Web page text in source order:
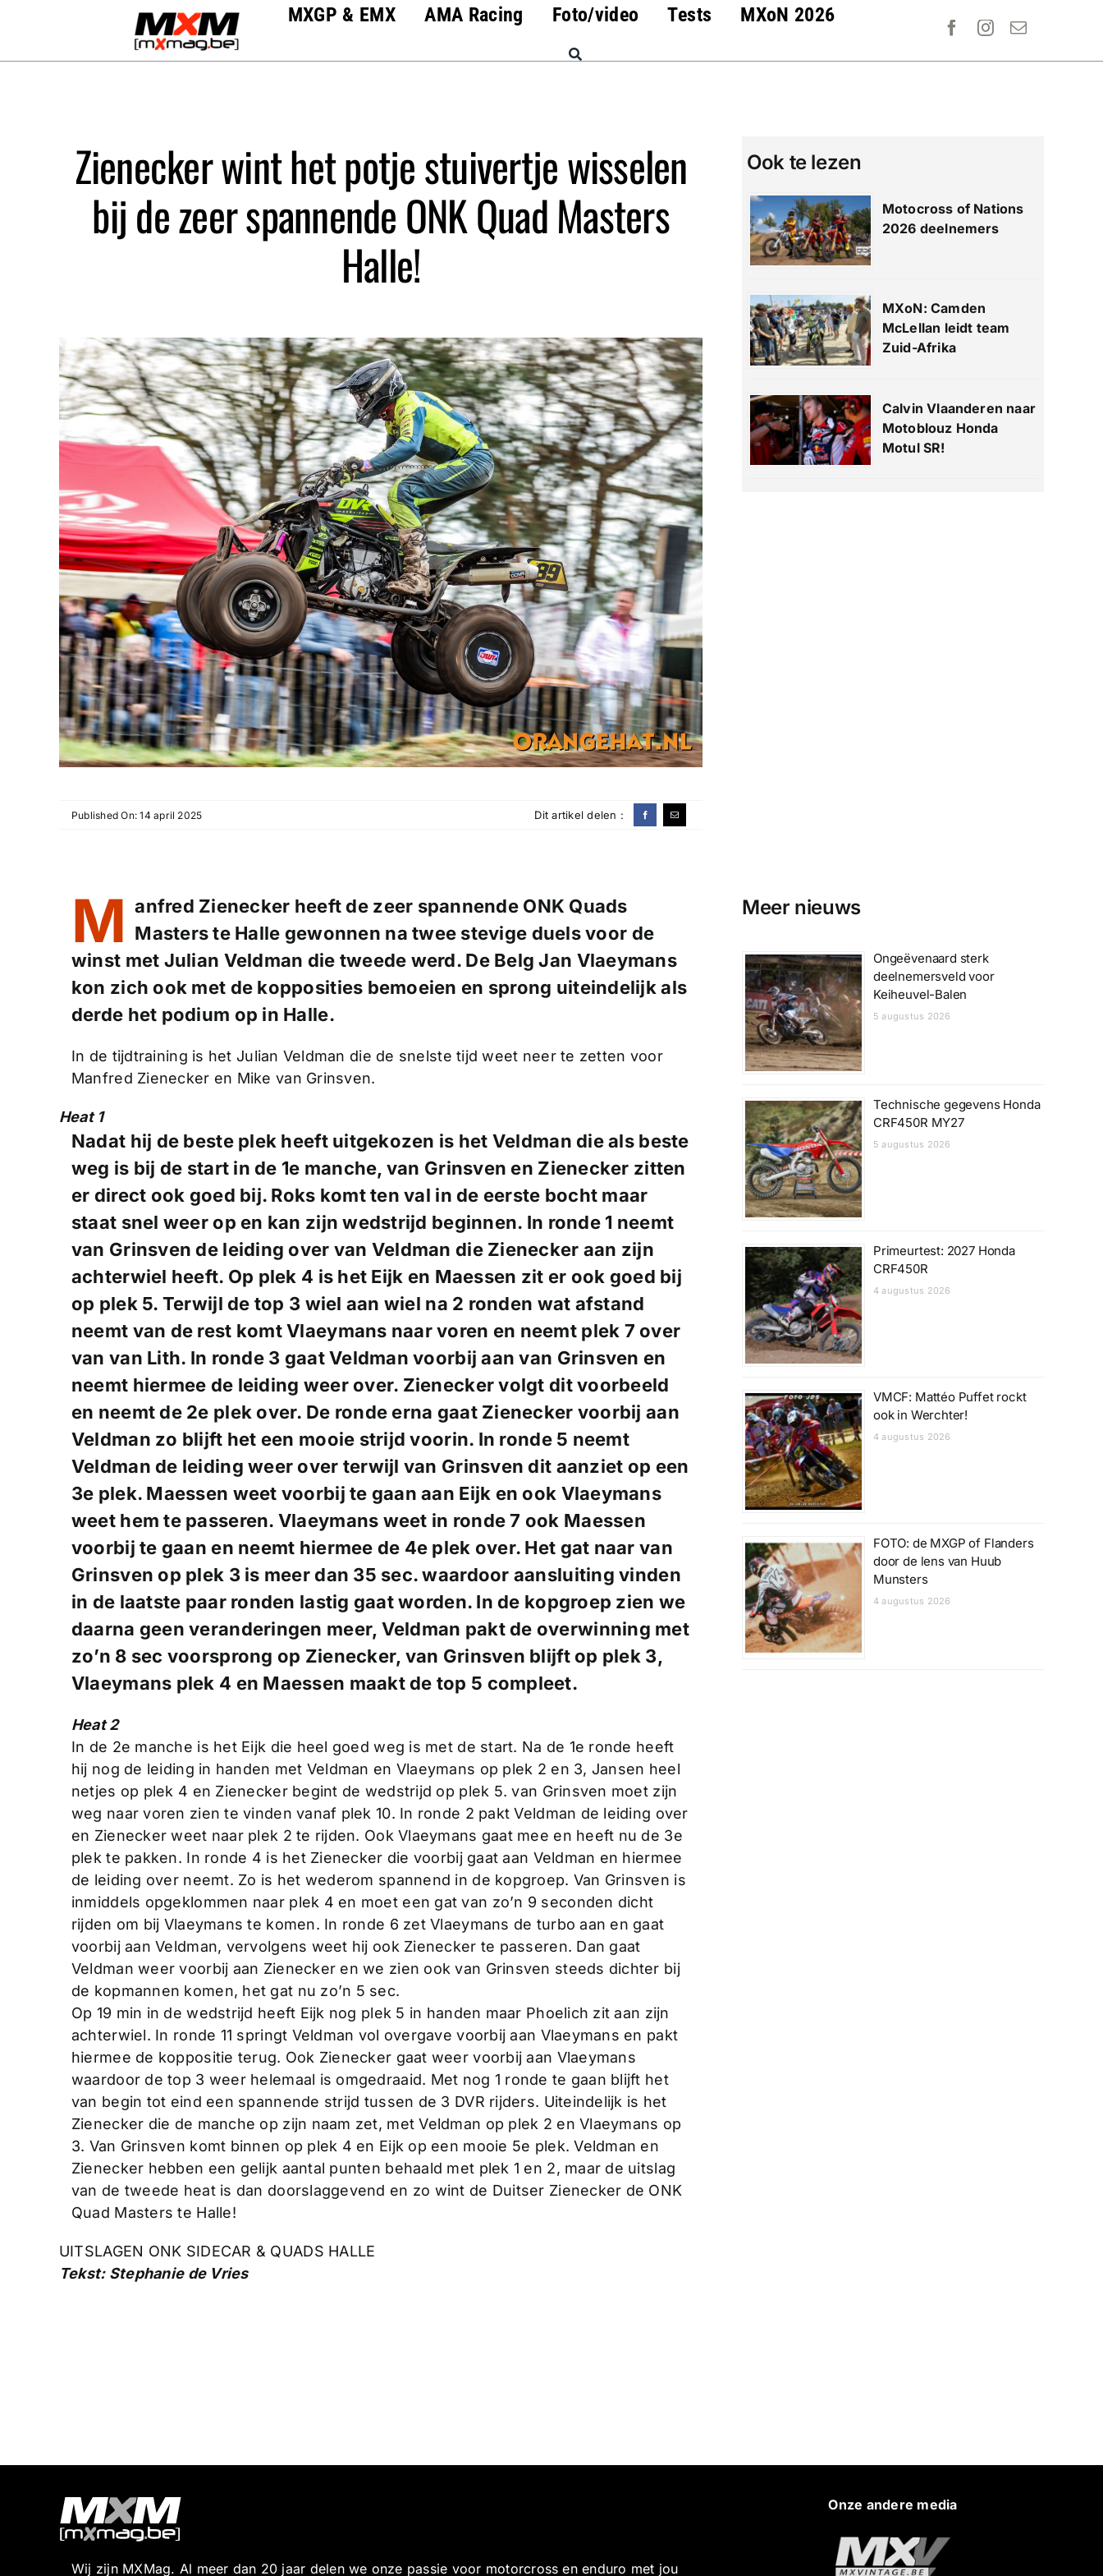
MXGP & EMX AMA Racing Foto/video Tests MXoN 2026
Zienecker wint het potje stuivertje wisselen
bij de zeer spannende ONK Quad Masters
Halle!
Ook te lezen
Motocross of Nations
2026 deelnemers
MXoN: Camden
McLellan leidt team
Zuid-Afrika
Calvin Vlaanderen naar
Motoblouz Honda
Motul SR!
Published On: 14 april 2025 Dit artikel delen :
M anfred Zienecker heeft de zeer spannende ONK Quads
Masters te Halle gewonnen na twee stevige duels voor de
winst met Julian Veldman die tweede werd. De Belg Jan Vlaeymans
kon zich ook met de kopposities bemoeien en sprong uiteindelijk als
derde het podium op in Halle.
In de tijdtraining is het Julian Veldman die de snelste tijd weet neer te zetten voor
Manfred Zienecker en Mike van Grinsven.
Heat 1
Nadat hij de beste plek heeft uitgekozen is het Veldman die als beste
weg is bij de start in de 1e manche, van Grinsven en Zienecker zitten
er direct ook goed bij. Roks komt ten val in de eerste bocht maar
staat snel weer op en kan zijn wedstrijd beginnen. In ronde 1 neemt
van Grinsven de leiding over van Veldman die Zienecker aan zijn
achterwiel heeft. Op plek 4 is het Eijk en Maessen zit er ook goed bij
op plek 5. Terwijl de top 3 wiel aan wiel na 2 ronden wat afstand
neemt van de rest komt Vlaeymans naar voren en neemt plek 7 over
van van Lith. In ronde 3 gaat Veldman voorbij aan van Grinsven en
neemt hiermee de leiding weer over. Zienecker volgt dit voorbeeld
en neemt de 2e plek over. De ronde erna gaat Zienecker voorbij aan
Veldman zo blijft het een mooie strijd voorin. In ronde 5 neemt
Veldman de leiding weer over terwijl van Grinsven dit aanziet op een
3e plek. Maessen weet voorbij te gaan aan Eijk en ook Vlaeymans
weet hem te passeren. Vlaeymans weet in ronde 7 ook Maessen
voorbij te gaan en neemt hiermee de 4e plek over. Het gat naar van
Grinsven op plek 3 is meer dan 35 sec. waardoor aansluiting vinden
in de laatste paar ronden lastig gaat worden. In de kopgroep zien we
daarna geen veranderingen meer, Veldman pakt de overwinning met
zo’n 8 sec voorsprong op Zienecker, van Grinsven blijft op plek 3,
Vlaeymans plek 4 en Maessen maakt de top 5 compleet.
Heat 2
In de 2e manche is het Eijk die heel goed weg is met de start. Na de 1e ronde heeft
hij nog de leiding in handen met Veldman en Vlaeymans op plek 2 en 3, Jansen heel
netjes op plek 4 en Zienecker begint de wedstrijd op plek 5. van Grinsven moet zijn
weg naar voren zien te vinden vanaf plek 10. In ronde 2 pakt Veldman de leiding over
en Zienecker weet naar plek 2 te rijden. Ook Vlaeymans gaat mee en heeft nu de 3e
plek te pakken. In ronde 4 is het Zienecker die voorbij gaat aan Veldman en hiermee
de leiding over neemt. Zo is het wederom spannend in de kopgroep. Van Grinsven is
inmiddels opgeklommen naar plek 4 en moet een gat van zo’n 9 seconden dicht
rijden om bij Vlaeymans te komen. In ronde 6 zet Vlaeymans de turbo aan en gaat
voorbij aan Veldman, vervolgens weet hij ook Zienecker te passeren. Dan gaat
Veldman weer voorbij aan Zienecker en we zien ook van Grinsven steeds dichter bij
de kopmannen komen, het gat nu zo’n 5 sec.
Op 19 min in de wedstrijd heeft Eijk nog plek 5 in handen maar Phoelich zit aan zijn
achterwiel. In ronde 11 springt Veldman vol overgave voorbij aan Vlaeymans en pakt
hiermee de koppositie terug. Ook Zienecker gaat weer voorbij aan Vlaeymans
waardoor de top 3 weer helemaal is omgedraaid. Met nog 1 ronde te gaan blijft het
van begin tot eind een spannende strijd tussen de 3 DVR rijders. Uiteindelijk is het
Zienecker die de manche op zijn naam zet, met Veldman op plek 2 en Vlaeymans op
3. Van Grinsven komt binnen op plek 4 en Eijk op een mooie 5e plek. Veldman en
Zienecker hebben een gelijk aantal punten behaald met plek 1 en 2, maar de uitslag
van de tweede heat is dan doorslaggevend en zo wint de Duitser Zienecker de ONK
Quad Masters te Halle!
UITSLAGEN ONK SIDECAR & QUADS HALLE
Tekst: Stephanie de Vries
Meer nieuws
Ongeëvenaard sterk
deelnemersveld voor
Keiheuvel-Balen
5 augustus 2026
Technische gegevens Honda
CRF450R MY27
5 augustus 2026
Primeurtest: 2027 Honda
CRF450R
4 augustus 2026
VMCF: Mattéo Puffet rockt
ook in Werchter!
4 augustus 2026
FOTO: de MXGP of Flanders
door de lens van Huub
Munsters
4 augustus 2026
Wij zijn MXMag. Al meer dan 20 jaar delen we onze passie voor motorcross en enduro met jou
Onze andere media